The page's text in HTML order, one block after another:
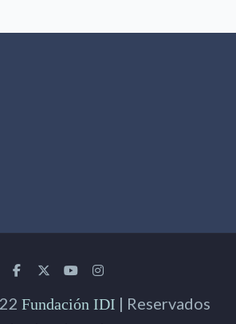
Fundación IDI | Reservados